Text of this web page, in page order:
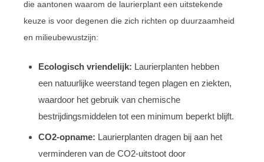
die aantonen waarom de laurierplant een uitstekende
keuze is voor degenen die zich richten op duurzaamheid
en milieubewustzijn:
Ecologisch vriendelijk: Laurierplanten hebben
een natuurlijke weerstand tegen plagen en ziekten,
waardoor het gebruik van chemische
bestrijdingsmiddelen tot een minimum beperkt blijft.
CO2-opname: Laurierplanten dragen bij aan het
verminderen van de CO2-uitstoot door